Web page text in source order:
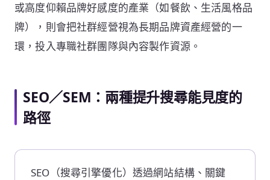
或高度仰賴品牌好感度的產業（如餐飲、生活風格品
牌），則會把社群經營視為長期品牌資產經營的一
環，投入專職社群團隊與內容製作資源。
SEO／SEM：兩種提升搜尋能見度的
路徑
SEO（搜尋引擎優化）透過網站結構、關鍵